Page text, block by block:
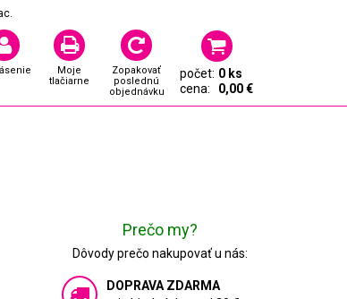
Moje
tlačiarne
Zopakovať
poslednú
objednávku
počet: 0 ks
cena:
0,00 €
Prečo my?
Dôvody prečo nakupovať u nás:
DOPRAVA ZDARMA